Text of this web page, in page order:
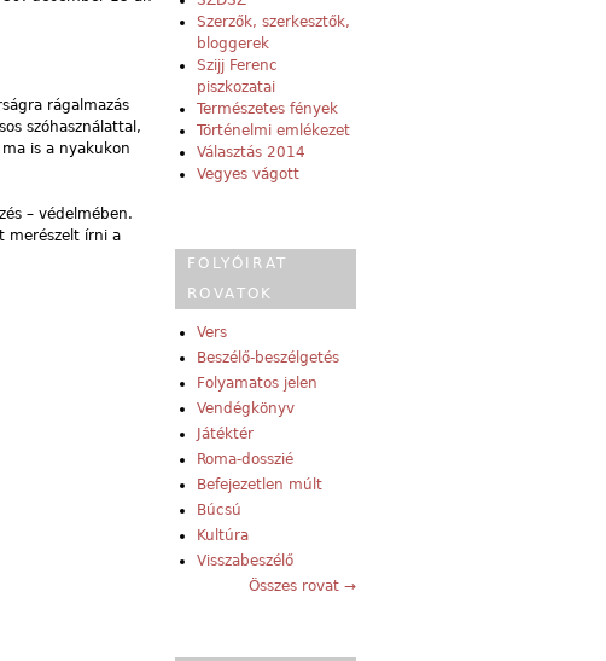
rágalmazás
szóhasználattal,
is a nyakukon
– védelmében.
merészelt írni a
Szerzők, szerkesztők,
bloggerek
Szijj Ferenc
piszkozatai
Természetes fények
Történelmi emlékezet
Választás 2014
Vegyes vágott
FOLYÓIRAT
ROVATOK
Vers
Beszélő-beszélgetés
Folyamatos jelen
Vendégkönyv
Játéktér
Roma-dosszié
Befejezetlen múlt
Búcsú
Kultúra
Visszabeszélő
Összes rovat →